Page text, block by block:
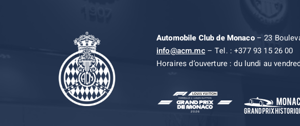
Automobile Club de Monaco– 23
info@acm.mc– Tel. : +377 93 15 26 00
Horaires d’ouverture : du lundi au